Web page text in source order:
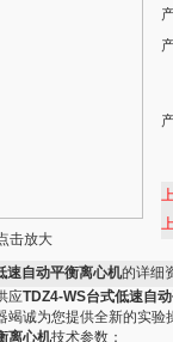
击放大
速自动平衡离心机的详细
应TDZ4-WS台式低速自
竭诚为您提供全新的实验
离心机技术参数：